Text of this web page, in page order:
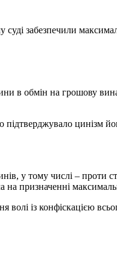
в обмін на грошову
цинізм
у тому числі – проти
на призначенні
із конфіскацією